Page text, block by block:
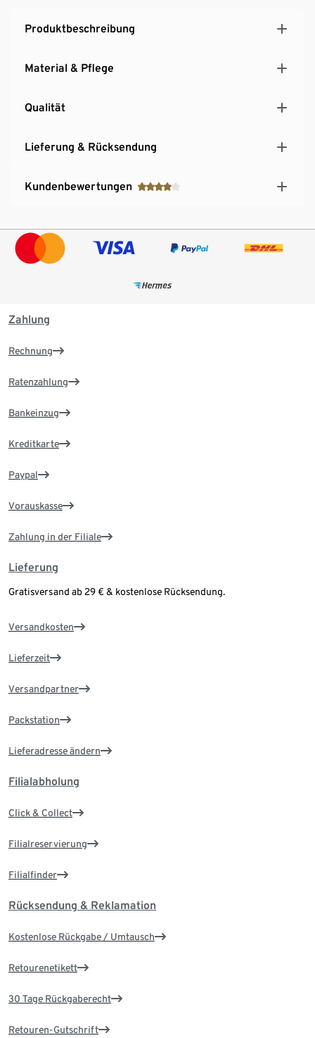
Produktbeschreibung
Material & Pflege
Qualität
Lieferung & Rücksendung
Kundenbewertungen
Zahlung
Rechnung
Ratenzahlung
Bankeinzug
Kreditkarte
Paypal
Vorauskasse
Zahlung in der Filiale
Lieferung
Gratisversand ab 29 € & kostenlose Rücksendung.
Versandkosten
Lieferzeit
Versandpartner
Packstation
Lieferadresse ändern
Filialabholung
Click & Collect
Filialreservierung
Filialfinder
Rücksendung & Reklamation
Kostenlose Rückgabe / Umtausch
Retourenetikett
30 Tage Rückgaberecht
Retouren-Gutschrift